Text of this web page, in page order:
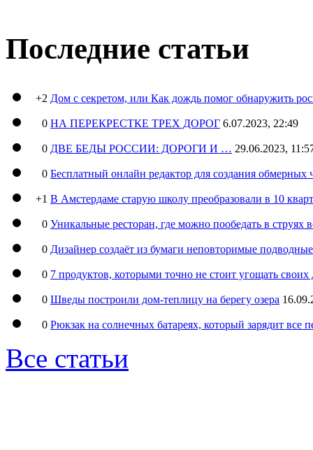
Последние статьи
+2 Дом с секретом, или Как дождь помог обнаружить
0 НА ПЕРЕКРЕСТКЕ ТРЕХ ДОРОГ 6.07.2023, 22:49
0 ДВЕ БЕДЫ РОССИИ: ДОРОГИ И … 29.06.2023,
0 Бесплатный онлайн редактор для создания обмерных
+1 В Амстердаме старую школу преобразовали в 10
0 Уникальные ресторан, где можно пообедать в струях
0 Дизайнер создаёт из бумаги неповторимые
0 7 продуктов, которыми точно не стоит угощать
0 Шведы построили дом-теплицу на берегу озера
0 Рюкзак на солнечных батареях, который зарядит все
Все статьи